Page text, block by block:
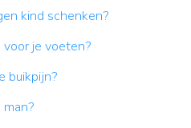
kind schenken?
je voeten?
buikpijn?